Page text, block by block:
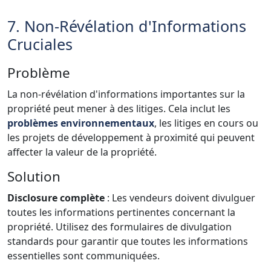
7. Non-Révélation d'Informations
Cruciales
Problème
La non-révélation d'informations importantes sur la
propriété peut mener à des litiges. Cela inclut les
problèmes environnementaux, les litiges en cours ou
les projets de développement à proximité qui peuvent
affecter la valeur de la propriété.
Solution
Disclosure complète : Les vendeurs doivent divulguer
toutes les informations pertinentes concernant la
propriété. Utilisez des formulaires de divulgation
standards pour garantir que toutes les informations
essentielles sont communiquées.